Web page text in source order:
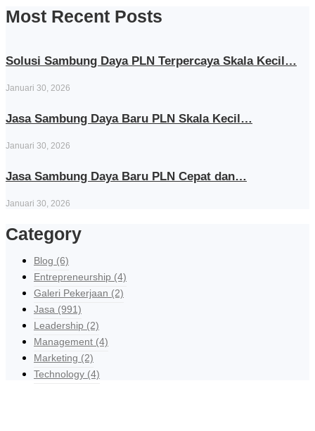
Most Recent Posts
Solusi Sambung Daya PLN Terpercaya Skala Kecil…
Januari 30, 2026
Jasa Sambung Daya Baru PLN Skala Kecil…
Januari 30, 2026
Jasa Sambung Daya Baru PLN Cepat dan…
Januari 30, 2026
Category
Blog (6)
Entrepreneurship (4)
Galeri Pekerjaan (2)
Jasa (991)
Leadership (2)
Management (4)
Marketing (2)
Technology (4)